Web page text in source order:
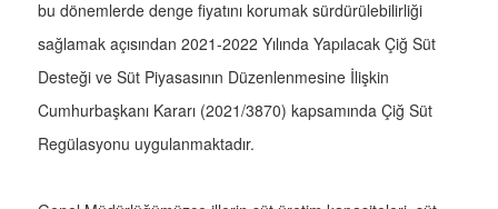
bu dönemlerde denge fiyatını korumak sürdürülebilirliği
sağlamak açısından 2021-2022 Yılında Yapılacak Çiğ Süt
Desteği ve Süt Piyasasının Düzenlenmesine İlişkin
Cumhurbaşkanı Kararı (2021/3870) kapsamında Çiğ Süt
Regülasyonu uygulanmaktadır.